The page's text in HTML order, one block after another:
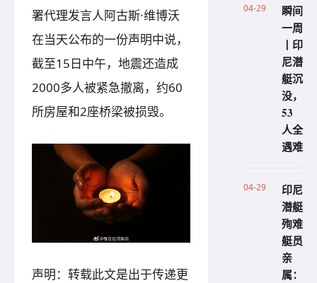
署代理发言人阿古斯·维博沃
在当天公布的一份声明中说，
截至15日中午，地震还造成
2000多人被紧急撤离，约60
所房屋和2座桥梁被损毁。
声明：转载此文是出于传递更
04-29
瞬间
一周
丨印
尼潜
艇沉
没，
53
人全
遇难
04-29
印尼
潜艇
殉难
艇员
亲
属：